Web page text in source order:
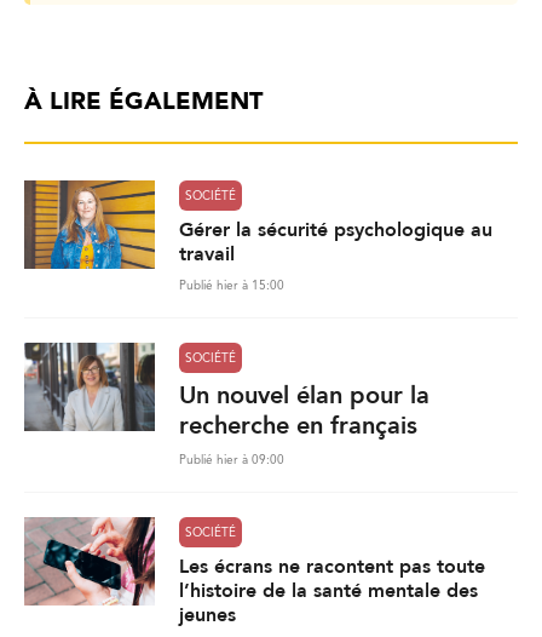
À LIRE ÉGALEMENT
SOCIÉTÉ
Gérer la sécurité psychologique au
travail
Publié hier à 15:00
SOCIÉTÉ
Un nouvel élan pour la
recherche en français
Publié hier à 09:00
SOCIÉTÉ
Les écrans ne racontent pas toute
l’histoire de la santé mentale des
jeunes